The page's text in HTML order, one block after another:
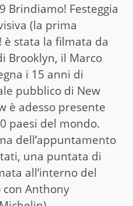
Brindiamo! Festeggia
(la prima
stata la filmata da
Brooklyn, il Marco
i 15 anni di
pubblico di New
è adesso presente
paesi del mondo.
dell’appuntamento
una puntata di
all’interno del
con Anthony